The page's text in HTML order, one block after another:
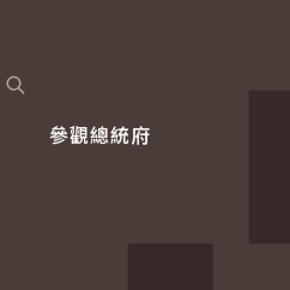
參觀總統府